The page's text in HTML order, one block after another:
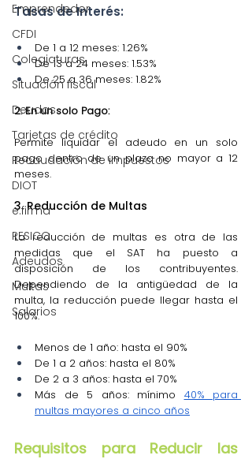
Emprendedor
CFDI
Colegiaturas
Situación fiscal
Deudas
Tarjetas de crédito
Recaudación de impuestos
DIOT
e.firma
RESICO
Adeudos
Multas
Salarios
Tasas de Interés:
De 1 a 12 meses: 1.26%
De 13 a 24 meses: 1.53%
De 25 a 36 meses: 1.82%
2. En un solo Pago:
Permite liquidar el adeudo en un solo
pago dentro de un plazo no mayor a 12
meses.
3. Reducción de Multas
La reducción de multas es otra de las
medidas que el SAT ha puesto a
disposición de los contribuyentes.
Dependiendo de la antigüedad de la
multa, la reducción puede llegar hasta el
100%.
Menos de 1 año: hasta el 90%
De 1 a 2 años: hasta el 80%
De 2 a 3 años: hasta el 70%
Más de 5 años: mínimo 40% para
multas mayores a cinco años
Requisitos para Reducir las